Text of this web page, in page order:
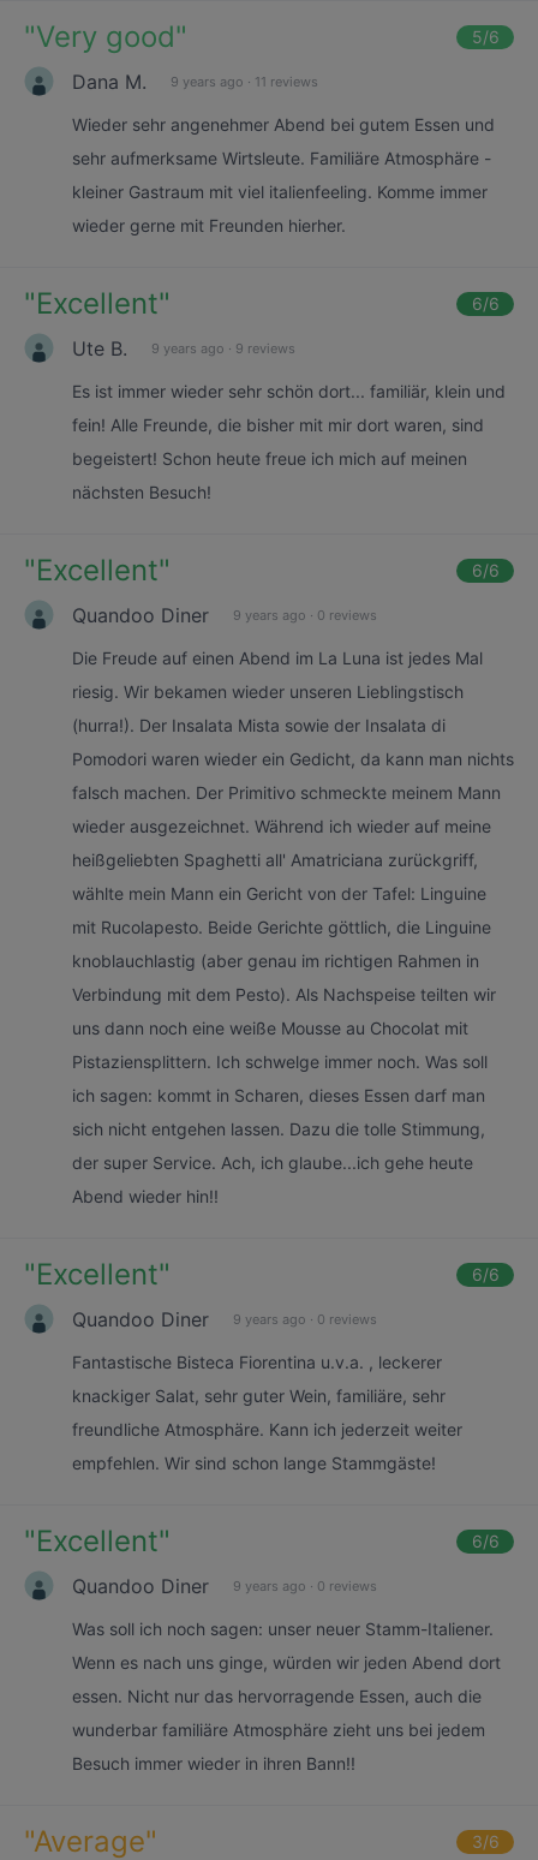
"Very good" 5/6
Dana M. 9 years ago · 11 reviews
Wieder sehr angenehmer Abend bei gutem Essen und
sehr aufmerksame Wirtsleute. Familiäre Atmosphäre -
kleiner Gastraum mit viel italienfeeling. Komme immer
wieder gerne mit Freunden hierher.
"Excellent" 6/6
Ute B. 9 years ago · 9 reviews
Es ist immer wieder sehr schön dort... familiär, klein und
fein! Alle Freunde, die bisher mit mir dort waren, sind
begeistert! Schon heute freue ich mich auf meinen
nächsten Besuch!
"Excellent" 6/6
Quandoo Diner 9 years ago · 0 reviews
Die Freude auf einen Abend im La Luna ist jedes Mal
riesig. Wir bekamen wieder unseren Lieblingstisch
(hurra!). Der Insalata Mista sowie der Insalata di
Pomodori waren wieder ein Gedicht, da kann man nichts
falsch machen. Der Primitivo schmeckte meinem Mann
wieder ausgezeichnet. Während ich wieder auf meine
heißgeliebten Spaghetti all' Amatriciana zurückgriff,
wählte mein Mann ein Gericht von der Tafel: Linguine
mit Rucolapesto. Beide Gerichte göttlich, die Linguine
knoblauchlastig (aber genau im richtigen Rahmen in
Verbindung mit dem Pesto). Als Nachspeise teilten wir
uns dann noch eine weiße Mousse au Chocolat mit
Pistaziensplittern. Ich schwelge immer noch. Was soll
ich sagen: kommt in Scharen, dieses Essen darf man
sich nicht entgehen lassen. Dazu die tolle Stimmung,
der super Service. Ach, ich glaube...ich gehe heute
Abend wieder hin!!
"Excellent" 6/6
Quandoo Diner 9 years ago · 0 reviews
Fantastische Bisteca Fiorentina u.v.a. , leckerer
knackiger Salat, sehr guter Wein, familiäre, sehr
freundliche Atmosphäre. Kann ich jederzeit weiter
empfehlen. Wir sind schon lange Stammgäste!
"Excellent" 6/6
Quandoo Diner 9 years ago · 0 reviews
Was soll ich noch sagen: unser neuer Stamm-Italiener.
Wenn es nach uns ginge, würden wir jeden Abend dort
essen. Nicht nur das hervorragende Essen, auch die
wunderbar familiäre Atmosphäre zieht uns bei jedem
Besuch immer wieder in ihren Bann!!
"Average" 3/6